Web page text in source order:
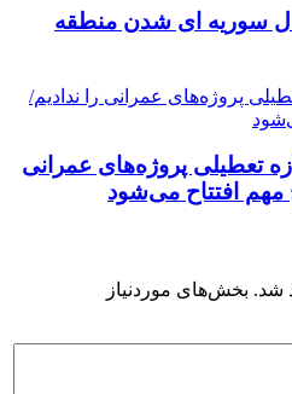
سوریه ای شدن منطقه
پروژه‌های عمرانی را ندادیم/
تعطیلی پروژه‌های عمرانی
مهم افتتاح می‌شود
شد. بخش‌های موردنیاز